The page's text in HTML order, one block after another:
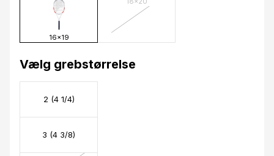
16x19
Vælg grebstørrelse
2 (4 1/4)
3 (4 3/8)